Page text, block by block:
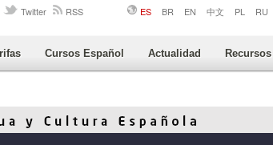
Twitter RSS ES BR EN 中文 PL RU
Cursos Español Actualidad Recursos